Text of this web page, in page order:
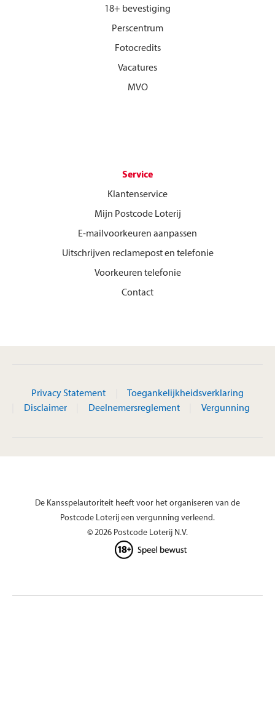
18+ bevestiging
Perscentrum
Fotocredits
Vacatures
MVO
Service
Klantenservice
Mijn Postcode Loterij
E-mailvoorkeuren aanpassen
Uitschrijven reclamepost en telefonie
Voorkeuren telefonie
Contact
Privacy Statement
Toegankelijkheidsverklaring
Disclaimer
Deelnemersreglement Vergunning
De Kansspelautoriteit heeft voor het organiseren van de
Postcode Loterij een vergunning verleend.
© 2026 Postcode Loterij N.V.